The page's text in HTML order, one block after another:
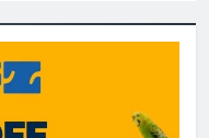
de terror “Eu
fizeram no verão
o Howl-o-Scream